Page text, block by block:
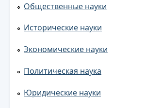
Общественные науки
Исторические науки
Экономические науки
Политическая наука
Юридические науки